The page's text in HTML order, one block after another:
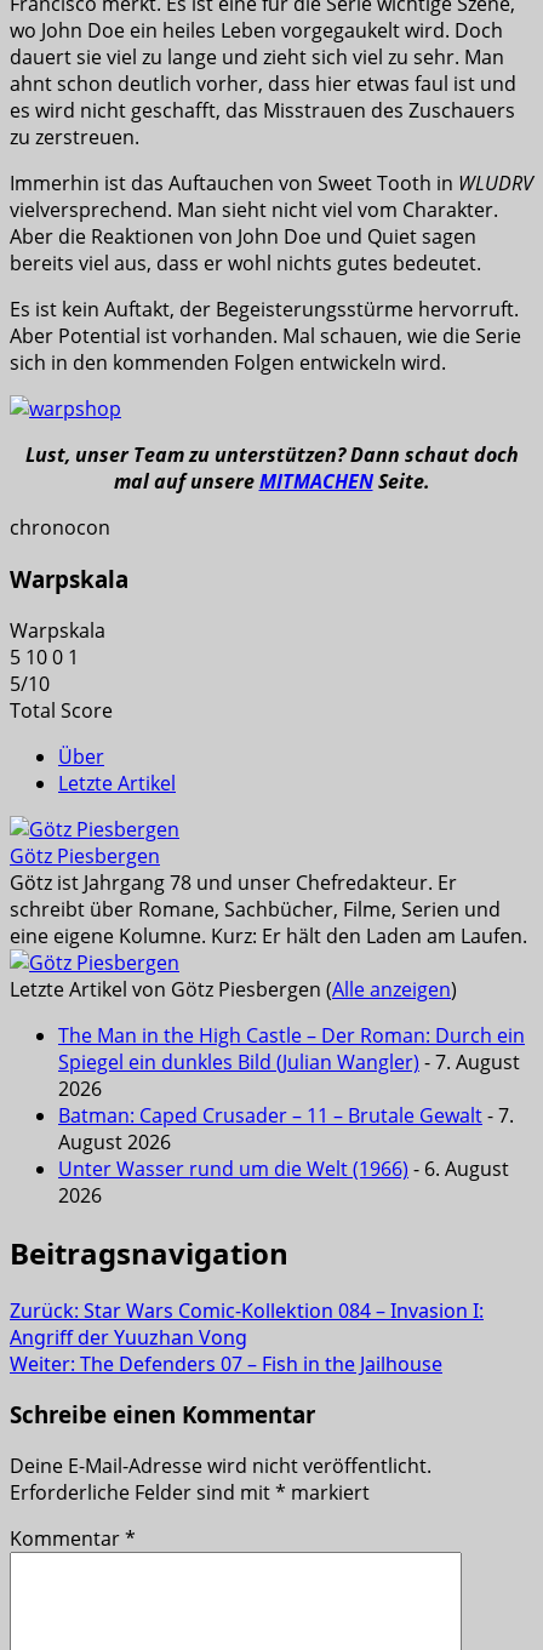
wo John Doe ein heiles Leben vorgegaukelt wird. Doch
dauert sie viel zu lange und zieht sich viel zu sehr. Man
ahnt schon deutlich vorher, dass hier etwas faul ist und
es wird nicht geschafft, das Misstrauen des Zuschauers
zu zerstreuen.
Immerhin ist das Auftauchen von Sweet Tooth in WLUDRV
vielversprechend. Man sieht nicht viel vom Charakter.
Aber die Reaktionen von John Doe und Quiet sagen
bereits viel aus, dass er wohl nichts gutes bedeutet.
Es ist kein Auftakt, der Begeisterungsstürme hervorruft.
Aber Potential ist vorhanden. Mal schauen, wie die Serie
sich in den kommenden Folgen entwickeln wird.
Lust, unser Team zu unterstützen? Dann schaut doch
mal auf unsereMITMACHENSeite.
chronocon
Warpskala
Warpskala
5 100 1
5/10
Total Score
Über
Letzte Artikel
Götz Piesbergen
Götz ist Jahrgang 78 und unser Chefredakteur. Er
schreibt über Romane, Sachbücher, Filme, Serien und
eine eigene Kolumne. Kurz: Er hält den Laden am Laufen.
Letzte Artikel von Götz Piesbergen (Alle anzeigen)
The Man in the High Castle – Der Roman: Durch ein
Spiegel ein dunkles Bild (Julian Wangler) - 7. August
2026
Batman: Caped Crusader – 11 – Brutale Gewalt- 7.
August 2026
Unter Wasser rund um die Welt (1966) - 6. August
2026
Beitragsnavigation
Zurück: Star Wars Comic-Kollektion 084 – Invasion I:
Angriff der Yuuzhan Vong
Weiter: The Defenders 07 – Fish in the Jailhouse
Schreibe einen Kommentar
Deine E-Mail-Adresse wird nicht veröffentlicht.
Erforderliche Felder sind mit* markiert
Kommentar*